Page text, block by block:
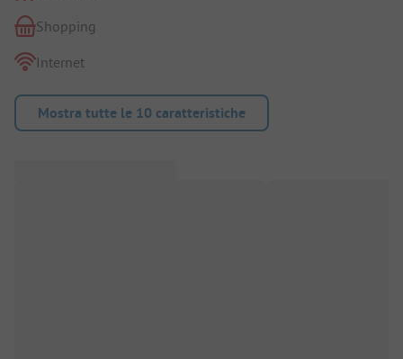
Shopping
Internet
Mostra tutte le 10 caratteristiche